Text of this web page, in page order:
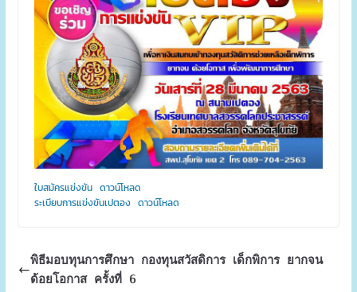
ใบสมัครแข่งขัน ดาวน์โหลด
ระเบียบการแข่งขันเปตอง ดาวน์โหลด
พิธีมอบทุนการศึกษา กองทุนสวัสดิการ เด็กพิการ ยากจน
ด้อยโอกาส ครั้งที่ 6